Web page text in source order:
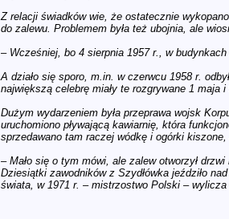
Z relacji świadków wie, że ostatecznie
do zalewu. Problemem była też ubojnia, ale
– Wcześniej, bo 4 sierpnia 1957 r., w
A działo się sporo, m.in. w czerwcu 1958 r.
największą celebrę miały te rozgrywane 1 maja
Dużym wydarzeniem była przeprawa wojsk
uruchomiono pływającą kawiarnię, która
sprzedawano tam raczej wódkę i ogórki
– Mało się o tym mówi, ale zalew otworzył
Dziesiątki zawodników z Szydłówka jeździło
świata, w 1971 r. – mistrzostwo Polski – wylicza